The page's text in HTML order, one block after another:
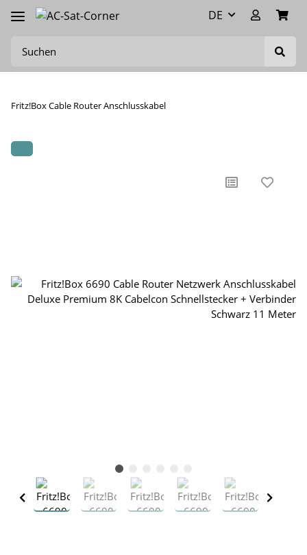
DE
Fritz!Box Cable Router Anschlusskabel